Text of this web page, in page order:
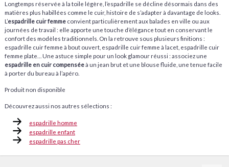
Longtemps réservée à la toile légère, l’espadrille se décline désormais dans des
matières plus habillées comme le cuir, histoire de s’adapter à davantage de looks.
L’espadrille cuir femmeconvient particulièrement aux balades en ville ou aux
journées de travail : elle apporte une touche d’élégance tout en conservant le
confort des modèles traditionnels. On la retrouve sous plusieurs finitions :
espadrille cuir femme à bout ouvert, espadrille cuir femme à lacet, espadrille cuir
femme plate… Une astuce simple pour un look glamour réussi : associez une
espadrille en cuir compenséeà un jean brut et une blouse fluide, une tenue facile
à porter du bureau à l’apéro.
Produit non disponible
Découvrez aussi nos autres sélections :
espadrille homme
espadrille enfant
espadrille pas cher